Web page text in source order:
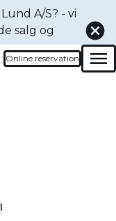
A/S? - vi
salg og
Online reservation